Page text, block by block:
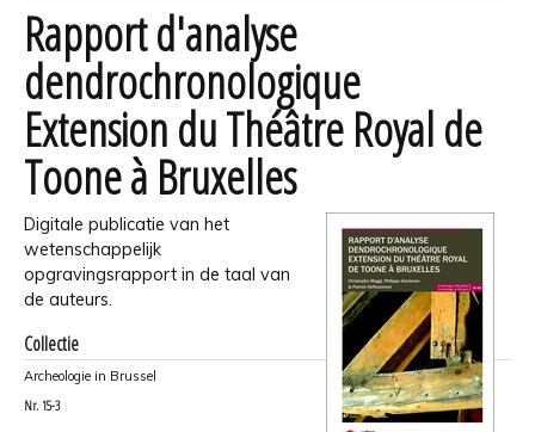
Rapport d'analyse
dendrochronologique
Extension du Théâtre Royal de
Toone à Bruxelles
Digitale publicatie van het
wetenschappelijk
opgravingsrapport in de taal van
de auteurs.
Collectie
Archeologie in Brussel
Nr. 15-3